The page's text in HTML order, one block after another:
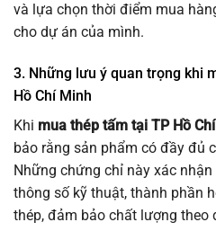
và lựa chọn thời điểm mua
cho dự án của mình.
3. Những lưu ý quan trọng khi
Hồ Chí Minh
Khi mua thép tấm tại TP Hồ
bảo rằng sản phẩm có đầy đủ
Những chứng chỉ này xác
thông số kỹ thuật, thành phần
thép, đảm bảo chất lượng theo